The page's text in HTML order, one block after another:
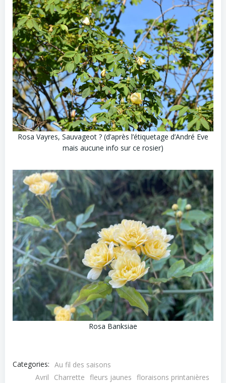
Rosa Vayres, Sauvageot ? (d’après l’étiquetage d’André Eve
mais aucune info sur ce rosier)
Rosa Banksiae
Categories: Au fil des saisons
Avril Charrette fleurs jaunes floraisons printanières